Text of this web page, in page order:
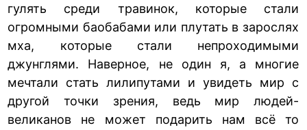
гулять среди травинок, которые стали
огромными баобабами или плутать в зарослях
мха, которые стали непроходимыми
джунглями. Наверное, не один я, а многие
мечтали стать лилипутами и увидеть мир с
другой точки зрения, ведь мир людей-
великанов не может подарить нам всё то